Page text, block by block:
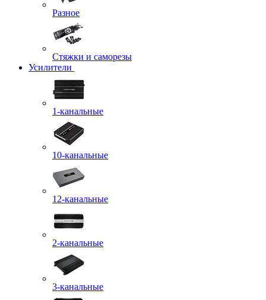
Разное
Стяжки и саморезы
Усилители
1-канальные
10-канальные
12-канальные
2-канальные
3-канальные